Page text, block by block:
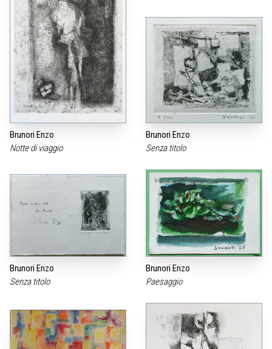
Brunori Enzo
Notte di viaggio
Brunori Enzo
Senza titolo
Brunori Enzo
Senza titolo
Brunori Enzo
Paesaggio